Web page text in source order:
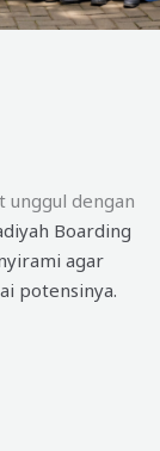
unggul dengan
Boarding
agar
potensinya.